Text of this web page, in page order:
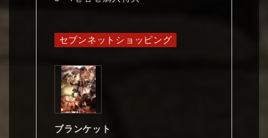
セブンネットショッピング
ブランケット